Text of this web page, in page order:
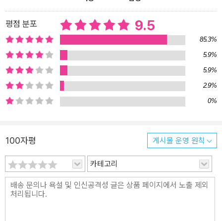
기 위해 ‘그들’로 명명되기를 거부하는 ‘우리’의 이야기 리즈, 에임스,
카트리나는 각자의 상황에서 행복해지기 위해 함께한다. ‘소수자 인
물을 미화하지 않고 다른 사람들처럼 결함 있는 존재로 그려낸다’라
는 〈뉴요커〉 리뷰처럼 《디트랜지션, 베이비》는 인물들을 마냥 정의롭
거나 올바른 존재로 만들지 않고, 어떻게든 행복과 자존을 찾으려는
여정을 그려낸다. 리즈는 트랜스 여성으로서의 자신을 긍정하려 하면
서도 연애와 섹스로만 정체성을 확인하는 태도를 버리지 못한다. 성
충격받고도 다른 소수자들을 이해하려 노력한다. 그러나 그 과정에서
여러 갈등과 오해를 빚기도 한다. 세 사람은 각기 다른 이유로 고통받
으면서도, 끝내 함께 행복하고자 유머를 잃지 않고 서로에게 한 걸음
씩 다가간다. 《디트랜지션, 베이비》는 트랜스젠더의 삶과 사랑을 누
구보다 가까이 그려내면서 오늘날 사랑과 관계의 의미를 묻는다. 타
인을 사랑한다는 것은 무엇인가? 사랑의 형태는 얼마나 다양할 수 있
평점 분포 9.5
85.3%
5.9%
5.9%
2.9%
0%
100자평 게시물 운영 원칙
카테고리